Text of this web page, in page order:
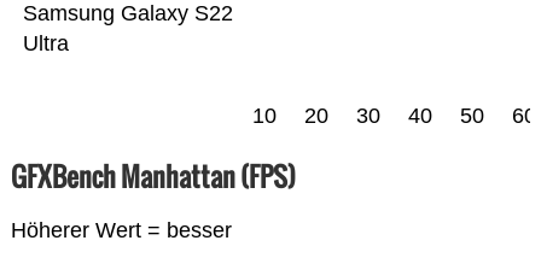
Samsung Galaxy S22
Ultra
10 20 30 40 50 60
GFXBench Manhattan (FPS)
Höherer Wert = besser